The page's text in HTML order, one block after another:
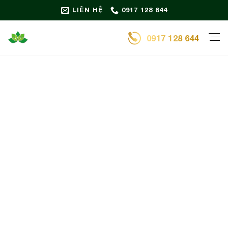
qua
dung
LIÊN HỆ 0917 128 644
0917 128 644